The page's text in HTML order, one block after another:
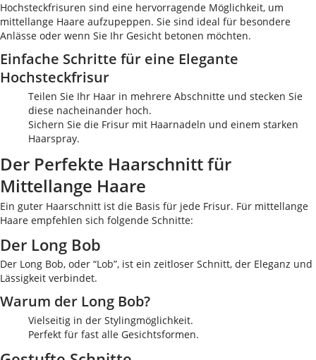
Hochsteckfrisuren sind eine hervorragende Möglichkeit, um
mittellange Haare aufzupeppen. Sie sind ideal für besondere
Anlässe oder wenn Sie Ihr Gesicht betonen möchten.
Einfache Schritte für eine Elegante
Hochsteckfrisur
Teilen Sie Ihr Haar in mehrere Abschnitte und stecken Sie
diese nacheinander hoch.
Sichern Sie die Frisur mit Haarnadeln und einem starken
Haarspray.
Der Perfekte Haarschnitt für
Mittellange Haare
Ein guter Haarschnitt ist die Basis für jede Frisur. Für mittellange
Haare empfehlen sich folgende Schnitte:
Der Long Bob
Der Long Bob, oder “Lob”, ist ein zeitloser Schnitt, der Eleganz und
Lässigkeit verbindet.
Warum der Long Bob?
Vielseitig in der Stylingmöglichkeit.
Perfekt für fast alle Gesichtsformen.